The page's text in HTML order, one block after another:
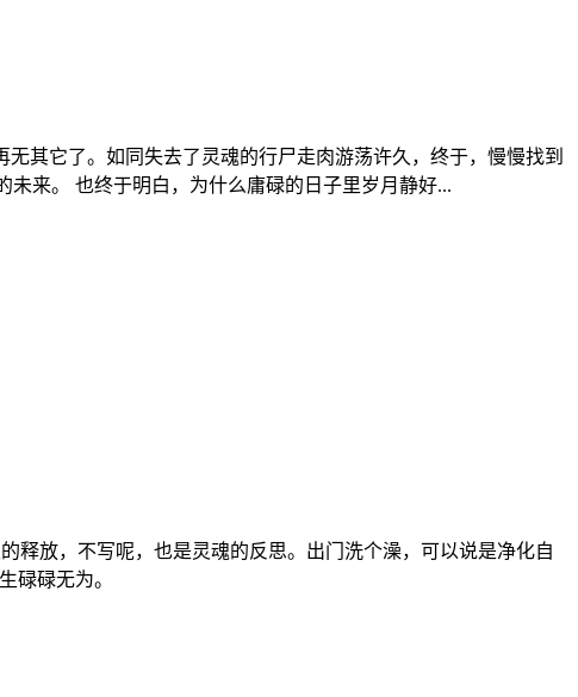
其它了。如同失去了灵魂的行尸走肉游荡许久，终于，慢慢找到
来。 也终于明白，为什么庸碌的日子里岁月静好...
释放，不写呢，也是灵魂的反思。出门洗个澡，可以说是净化自
碌碌无为。